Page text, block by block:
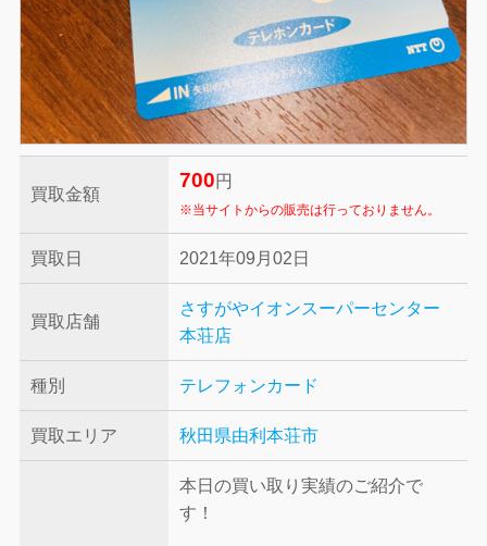
買取金額
700 円
※当サイトからの販売は行っておりません。
買取日 2021年09月02日
買取店舗
さすがやイオンスーパーセンター
本荘店
種別 テレフォンカード
買取エリア 秋田県由利本荘市
本日の買い取り実績のご紹介で
す！